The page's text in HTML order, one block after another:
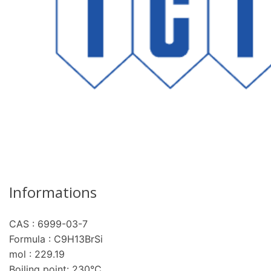
Informations
CAS : 6999-03-7
Formula : C9H13BrSi
mol : 229.19